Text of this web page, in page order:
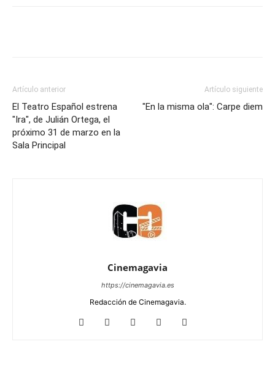
Artículo anterior
El Teatro Español estrena
"Ira", de Julián Ortega, el
próximo 31 de marzo en la
Sala Principal
Artículo siguiente
"En la misma ola": Carpe diem
Cinemagavia
https://cinemagavia.es
Redacción de Cinemagavia.